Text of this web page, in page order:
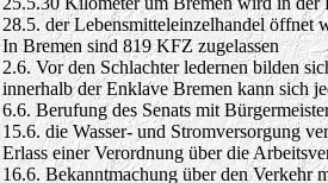
28.5. der Lebensmitteleinzelhandel öffnet
In Bremen sind 819 KFZ zugelassen
2.6. Vor den Schlachter ledernen bilden
innerhalb der Enklave Bremen kann sich
6.6. Berufung des Senats mit
15.6. die Wasser- und Stromversorgung
Erlass einer Verordnung über die
16.6. Bekanntmachung über den Verkehr